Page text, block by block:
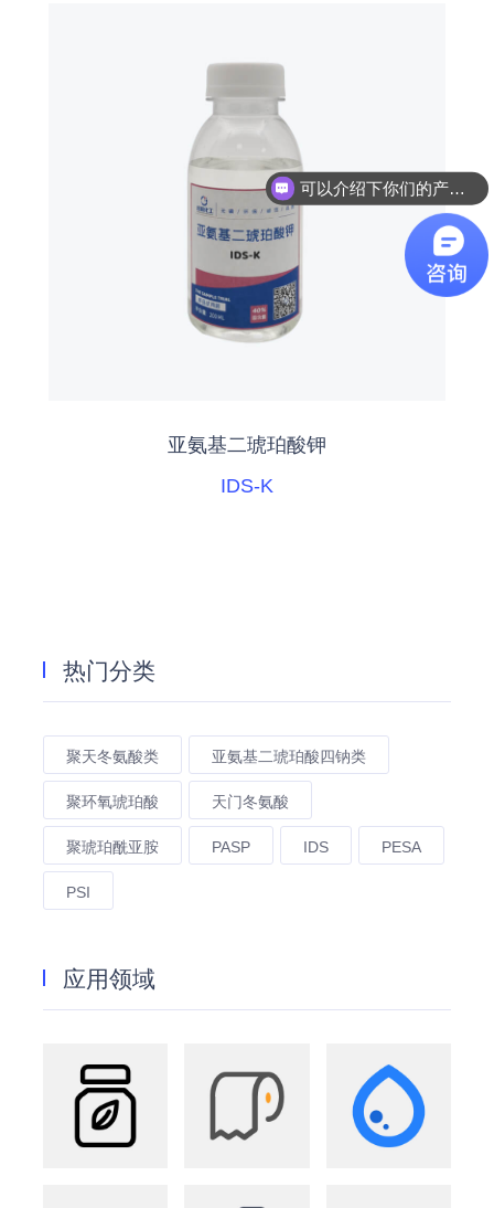
亚氨基二琥珀酸钾
IDS-K
热门分类
聚天冬氨酸类 亚氨基二琥珀酸四钠类
聚环氧琥珀酸 天门冬氨酸
聚琥珀酰亚胺 PASP IDS PESA
PSI
应用领域
农业 水处理
可以介绍下你们的产品么